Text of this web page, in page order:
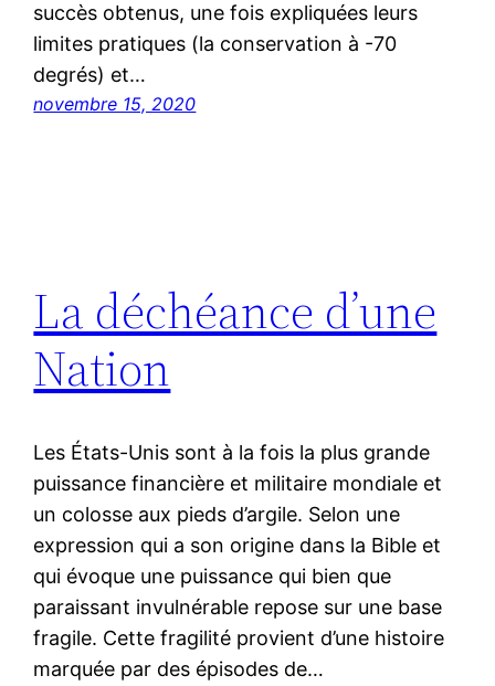
succès obtenus, une fois expliquées leurs
limites pratiques (la conservation à -70
degrés) et…
novembre 15, 2020
La déchéance d’une
Nation
Les États-Unis sont à la fois la plus grande
puissance financière et militaire mondiale et
un colosse aux pieds d’argile. Selon une
expression qui a son origine dans la Bible et
qui évoque une puissance qui bien que
paraissant invulnérable repose sur une base
fragile. Cette fragilité provient d’une histoire
marquée par des épisodes de…